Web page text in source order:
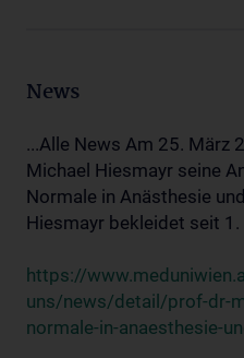
News
...Alle News Am 25. März
Michael Hiesmayr seine
Normale in Anästhesie
Hiesmayr bekleidet seit 1.
https://
uns/news/detail/prof-dr-
normale-in-anaesthesie-